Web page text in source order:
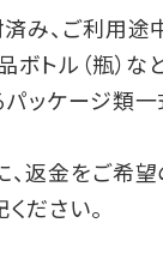
み、ご利用途
ボトル（瓶）な
パッケージ類一
返金をご希
ださい。